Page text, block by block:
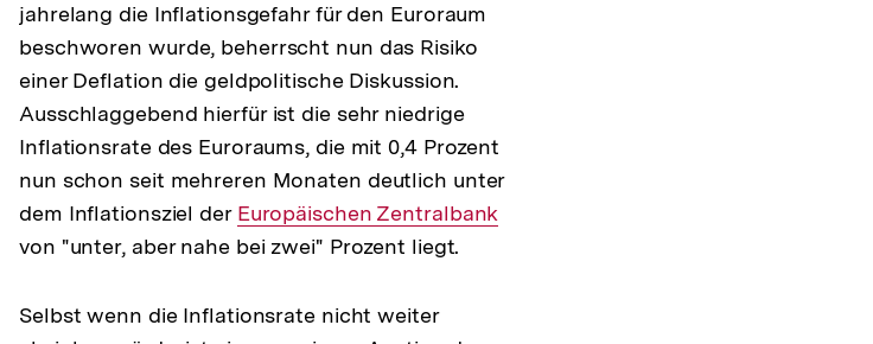
jahrelang die Inflationsgefahr für den Euroraum
beschworen wurde, beherrscht nun das Risiko
einer Deflation die geldpolitische Diskussion.
Ausschlaggebend hierfür ist die sehr niedrige
Inflationsrate des Euroraums, die mit 0,4 Prozent
nun schon seit mehreren Monaten deutlich unter
dem Inflationsziel der Interner
Link:
Europäischen Zentralbank
von "unter, aber nahe bei zwei" Prozent liegt.
Selbst wenn die Inflationsrate nicht weiter